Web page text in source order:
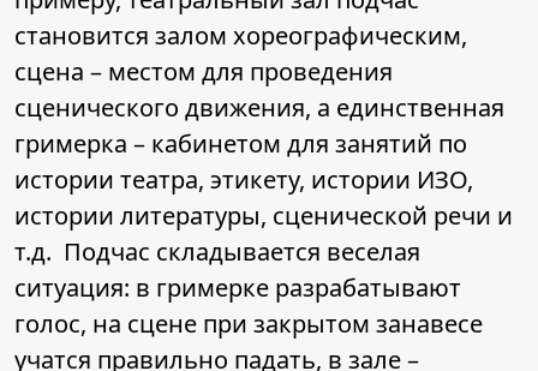
становится залом хореографическим,
сцена – местом для проведения
сценического движения, а единственная
гримерка – кабинетом для занятий по
истории театра, этикету, истории ИЗО,
истории литературы, сценической речи и
т.д. Подчас складывается веселая
ситуация: в гримерке разрабатывают
голос, на сцене при закрытом занавесе
учатся правильно падать, в зале –